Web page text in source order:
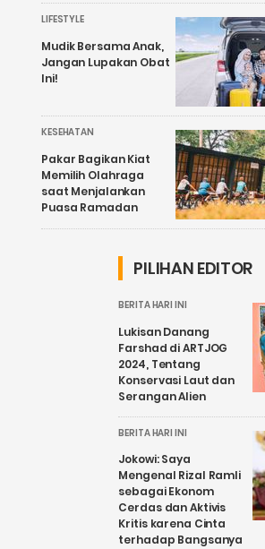
LIFESTYLE
Mudik Bersama Anak,
Jangan Lupakan Obat
Ini!
KESEHATAN
Pakar Bagikan Kiat
Memilih Olahraga
saat Menjalankan
Puasa Ramadan
PILIHAN EDITOR
BERITA HARI INI
Lukisan Danang
Farshad di ARTJOG
2024, Tentang
Konservasi Laut dan
Serangan Alien
BERITA HARI INI
Jokowi: Saya
Mengenal Rizal Ramli
sebagai Ekonom
Cerdas dan Aktivis
Kritis karena Cinta
terhadap Bangsanya